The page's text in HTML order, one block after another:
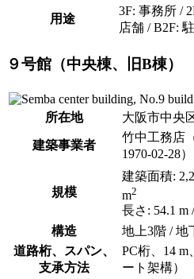
用途
3F: 事務所 /
店舗 / B2F:
９号館（中央棟、旧B棟）
所在地 大阪市中央
建築事業者
竹中工務店
1970-02-28）
規模
建築面積:
m2
長さ: 54.1 m
構造
地上3階 / 地
道路桁、スパン、
支承方法
PC桁、14
ート架構）